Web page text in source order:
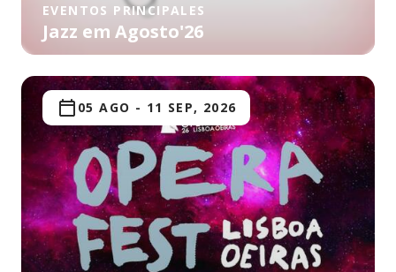
EVENTOS PRINCIPALES
Jazz em Agosto'26
05 AGO - 11 SEP, 2026